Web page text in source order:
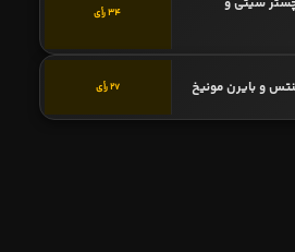
34 رأی
و بایرن مونیخ 27 رأی